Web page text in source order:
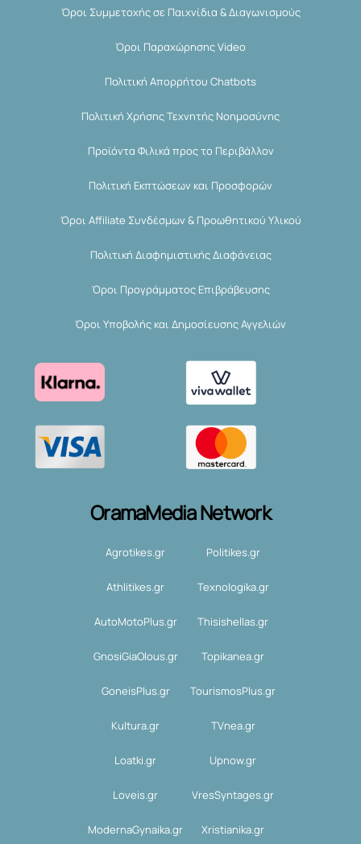
Όροι Συμμετοχής σε Παιχνίδια & Διαγωνισμούς
Όροι Παραχώρησης Video
Πολιτική Απορρήτου Chatbots
Πολιτική Χρήσης Τεχνητής Νοημοσύνης
Προϊόντα Φιλικά προς το Περιβάλλον
Πολιτική Εκπτώσεων και Προσφορών
Όροι Affiliate Συνδέσμων & Προωθητικού Υλικού
Πολιτική Διαφημιστικής Διαφάνειας
Όροι Προγράμματος Επιβράβευσης
Όροι Υποβολής και Δημοσίευσης Αγγελιών
OramaMedia Network
Agrotikes.gr Politikes.gr
Athlitikes.gr Texnologika.gr
AutoMotoPlus.gr Thisishellas.gr
GnosiGiaOlous.gr Topikanea.gr
GoneisPlus.gr TourismosPlus.gr
Kultura.gr TVnea.gr
Loatki.gr Upnow.gr
Loveis.gr VresSyntages.gr
ModernaGynaika.gr Xristianika.gr